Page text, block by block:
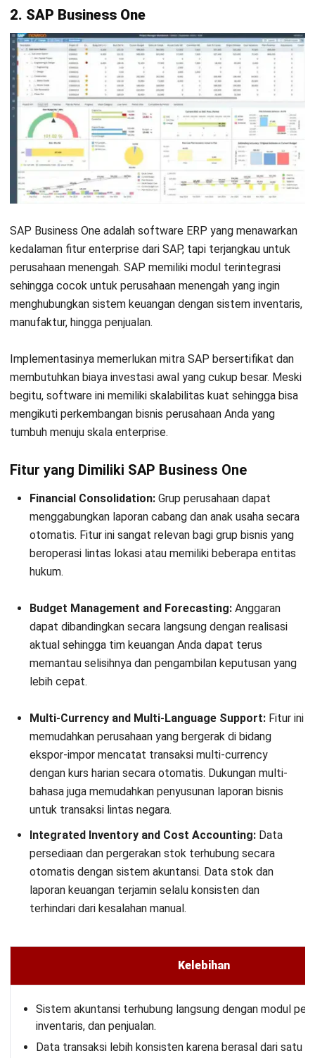
2. SAP Business One
SAP Business One adalah software ERP yang menawarkan
kedalaman fitur enterprise dari SAP, tapi terjangkau untuk
perusahaan menengah. SAP memiliki modul terintegrasi
sehingga cocok untuk perusahaan menengah yang ingin
menghubungkan sistem keuangan dengan sistem inventaris,
manufaktur, hingga penjualan.
Implementasinya memerlukan mitra SAP bersertifikat dan
membutuhkan biaya investasi awal yang cukup besar. Meski
begitu, software ini memiliki skalabilitas kuat sehingga bisa
mengikuti perkembangan bisnis perusahaan Anda yang
tumbuh menuju skala enterprise.
Fitur yang Dimiliki SAP Business One
Financial Consolidation: Grup perusahaan dapat
menggabungkan laporan cabang dan anak usaha secara
otomatis. Fitur ini sangat relevan bagi grup bisnis yang
beroperasi lintas lokasi atau memiliki beberapa entitas
hukum.
Budget Management and Forecasting: Anggaran
dapat dibandingkan secara langsung dengan realisasi
aktual sehingga tim keuangan Anda dapat terus
memantau selisihnya dan pengambilan keputusan yang
lebih cepat.
Multi-Currency and Multi-Language Support: Fitur ini
memudahkan perusahaan yang bergerak di bidang
ekspor-impor mencatat transaksi multi-currency
dengan kurs harian secara otomatis. Dukungan multi-
bahasa juga memudahkan penyusunan laporan bisnis
untuk transaksi lintas negara.
Integrated Inventory and Cost Accounting: Data
persediaan dan pergerakan stok terhubung secara
otomatis dengan sistem akuntansi. Data stok dan
laporan keuangan terjamin selalu konsisten dan
terhindari dari kesalahan manual.
Kelebihan
Sistem akuntansi terhubung langsung dengan modul
inventaris, dan penjualan.
Data transaksi lebih konsisten karena berasal dari satu